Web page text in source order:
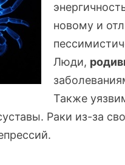
новому и
Люди,
Также
Раки из-за